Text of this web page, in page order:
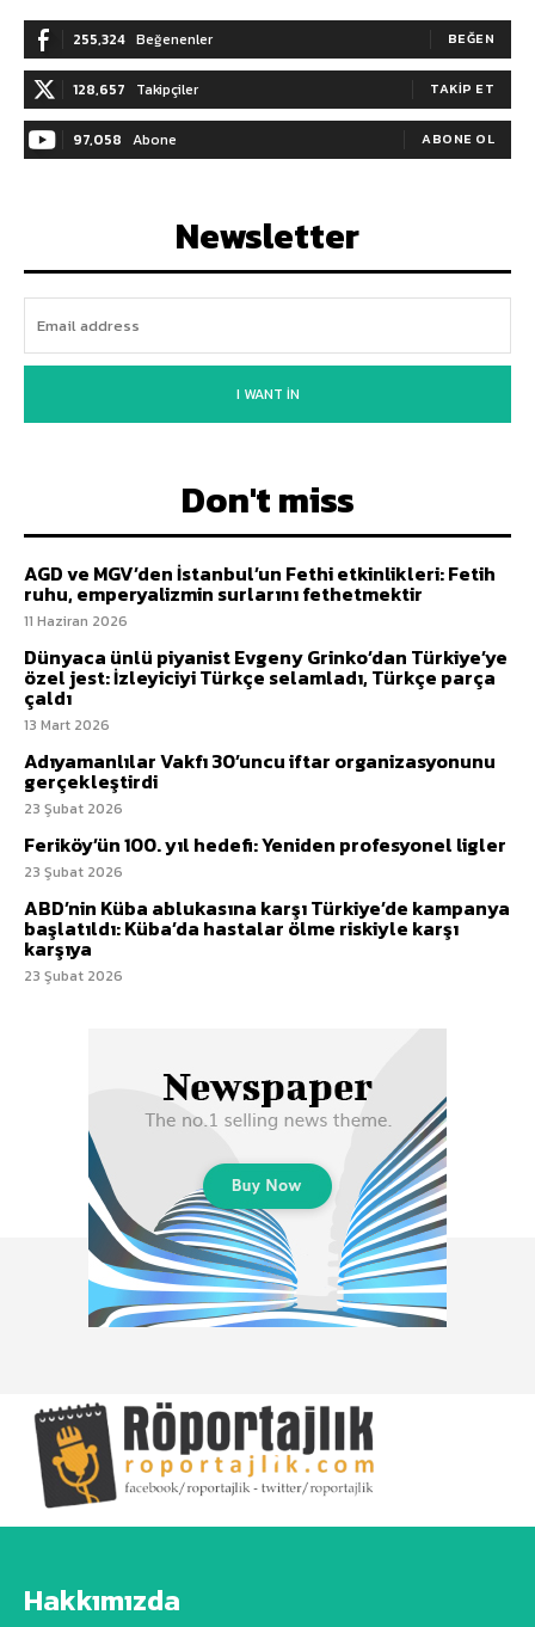
255,324 Beğenenler BEĞEN
128,657 Takipçiler TAKIP ET
97,058 Abone ABONE OL
Newsletter
I WANT IN
Don't miss
AGD ve MGV’den İstanbul’un Fethi etkinlikleri: Fetih
ruhu, emperyalizmin surlarını fethetmektir
11 Haziran 2026
Dünyaca ünlü piyanist Evgeny Grinko’dan Türkiye’ye
özel jest: İzleyiciyi Türkçe selamladı, Türkçe parça
çaldı
13 Mart 2026
Adıyamanlılar Vakfı 30’uncu iftar organizasyonunu
gerçekleştirdi
23 Şubat 2026
Feriköy’ün 100. yıl hedefi: Yeniden profesyonel ligler
23 Şubat 2026
ABD’nin Küba ablukasına karşı Türkiye’de kampanya
başlatıldı: Küba’da hastalar ölme riskiyle karşı
karşıya
23 Şubat 2026
Hakkımızda